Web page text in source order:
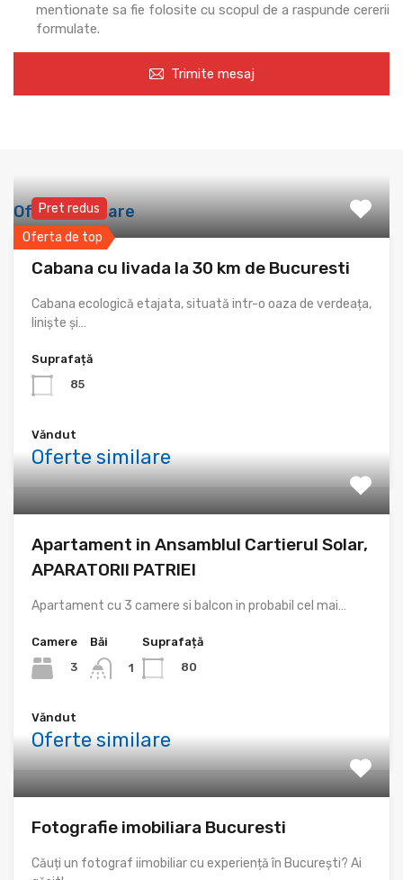
mentionate sa fie folosite cu scopul de a raspunde cererii
formulate.
Trimite mesaj
Oferte similare
Oferta de top
Pret redus
Cabana cu livada la 30 km de Bucuresti
Cabana ecologică etajata, situată intr-o oaza de verdeața,
liniște și…
Suprafață
85
Văndut
Oferte similare
Apartament in Ansamblul Cartierul Solar,
APARATORII PATRIEI
Apartament cu 3 camere si balcon in probabil cel mai…
Camere
3
Băi
1
Suprafață
80
Văndut
Oferte similare
Fotografie imobiliara Bucuresti
Căuți un fotograf iimobiliar cu experiență în București? Ai